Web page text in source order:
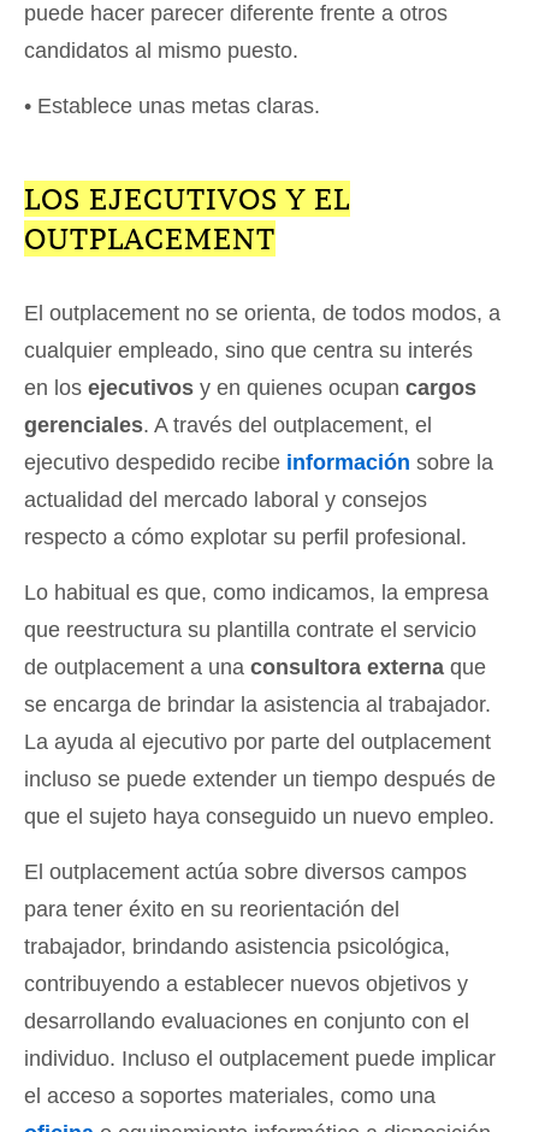
puede hacer parecer diferente frente a otros
candidatos al mismo puesto.
• Establece unas metas claras.
LOS EJECUTIVOS Y EL
OUTPLACEMENT
El outplacement no se orienta, de todos modos, a
cualquier empleado, sino que centra su interés
en los ejecutivos y en quienes ocupan cargos
gerenciales. A través del outplacement, el
ejecutivo despedido recibe información sobre la
actualidad del mercado laboral y consejos
respecto a cómo explotar su perfil profesional.
Lo habitual es que, como indicamos, la empresa
que reestructura su plantilla contrate el servicio
de outplacement a una consultora externa que
se encarga de brindar la asistencia al trabajador.
La ayuda al ejecutivo por parte del outplacement
incluso se puede extender un tiempo después de
que el sujeto haya conseguido un nuevo empleo.
El outplacement actúa sobre diversos campos
para tener éxito en su reorientación del
trabajador, brindando asistencia psicológica,
contribuyendo a establecer nuevos objetivos y
desarrollando evaluaciones en conjunto con el
individuo. Incluso el outplacement puede implicar
el acceso a soportes materiales, como una